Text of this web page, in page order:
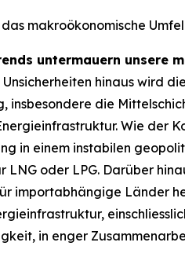
makroökonomische
untermauern unsere
hinaus wird
insbesondere die
Wie der
in einem instabilen
LNG oder LPG. Darüber
importabhängige Länder
in enger